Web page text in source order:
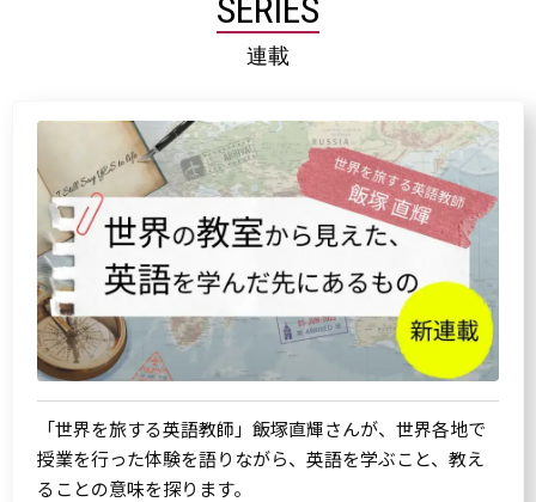
SERIES
連載
「世界を旅する英語教師」飯塚直輝さんが、世界各地で
授業を行った体験を語りながら、英語を学ぶこと、教え
ることの意味を探ります。